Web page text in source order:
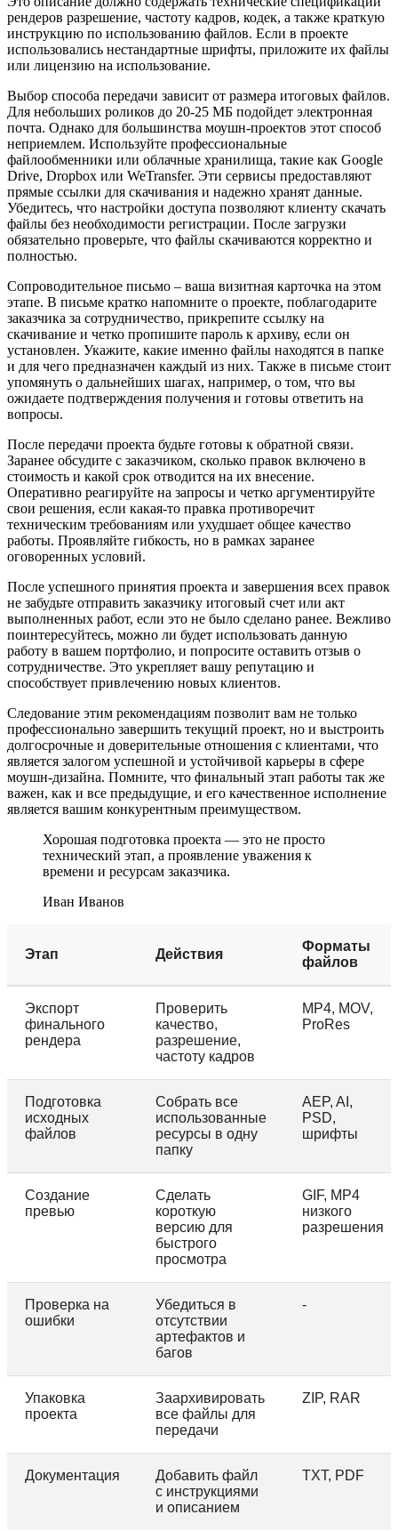
рендеров разрешение, частоту кадров, кодек, а также краткую
инструкцию по использованию файлов. Если в проекте
использовались нестандартные шрифты, приложите их файлы
или лицензию на использование.
Выбор способа передачи зависит от размера итоговых файлов.
Для небольших роликов до 20-25 МБ подойдет электронная
почта. Однако для большинства моушн-проектов этот способ
неприемлем. Используйте профессиональные
файлообменники или облачные хранилища, такие как Google
Drive, Dropbox или WeTransfer. Эти сервисы предоставляют
прямые ссылки для скачивания и надежно хранят данные.
Убедитесь, что настройки доступа позволяют клиенту скачать
файлы без необходимости регистрации. После загрузки
обязательно проверьте, что файлы скачиваются корректно и
полностью.
Сопроводительное письмо – ваша визитная карточка на этом
этапе. В письме кратко напомните о проекте, поблагодарите
заказчика за сотрудничество, прикрепите ссылку на
скачивание и четко пропишите пароль к архиву, если он
установлен. Укажите, какие именно файлы находятся в папке
и для чего предназначен каждый из них. Также в письме стоит
упомянуть о дальнейших шагах, например, о том, что вы
ожидаете подтверждения получения и готовы ответить на
вопросы.
После передачи проекта будьте готовы к обратной связи.
Заранее обсудите с заказчиком, сколько правок включено в
стоимость и какой срок отводится на их внесение.
Оперативно реагируйте на запросы и четко аргументируйте
свои решения, если какая-то правка противоречит
техническим требованиям или ухудшает общее качество
работы. Проявляйте гибкость, но в рамках заранее
оговоренных условий.
После успешного принятия проекта и завершения всех правок
не забудьте отправить заказчику итоговый счет или акт
выполненных работ, если это не было сделано ранее. Вежливо
поинтересуйтесь, можно ли будет использовать данную
работу в вашем портфолио, и попросите оставить отзыв о
сотрудничестве. Это укрепляет вашу репутацию и
способствует привлечению новых клиентов.
Следование этим рекомендациям позволит вам не только
профессионально завершить текущий проект, но и выстроить
долгосрочные и доверительные отношения с клиентами, что
является залогом успешной и устойчивой карьеры в сфере
моушн-дизайна. Помните, что финальный этап работы так же
важен, как и все предыдущие, и его качественное исполнение
является вашим конкурентным преимуществом.
Хорошая подготовка проекта — это не просто
технический этап, а проявление уважения к
времени и ресурсам заказчика.
Иван Иванов
Этап Действия
Форматы
файлов
Экспорт
финального
рендера
Проверить
качество,
разрешение,
частоту кадров
MP4, MOV,
ProRes
Подготовка
исходных
файлов
Собрать все
использованные
ресурсы в одну
папку
AEP, AI,
PSD,
шрифты
Создание
превью
Сделать
короткую
версию для
быстрого
просмотра
GIF, MP4
низкого
разрешения
Проверка на
ошибки
Убедиться в
отсутствии
артефактов и
багов
-
Упаковка
проекта
Заархивировать
все файлы для
передачи
ZIP, RAR
Документация
Добавить файл
с инструкциями
и описанием
TXT, PDF